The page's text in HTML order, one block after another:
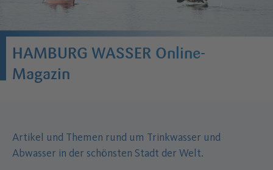
HAMBURG WASSER Online-
Magazin
Artikel und Themen rund um Trinkwasser und
Abwasser in der schönsten Stadt der Welt.